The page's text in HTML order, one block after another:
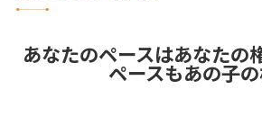
あなたのペースはあなた
ペースもあの子